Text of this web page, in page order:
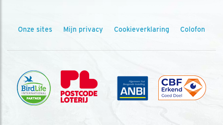
Onze sites Mijn privacy Cookieverklaring Colofon